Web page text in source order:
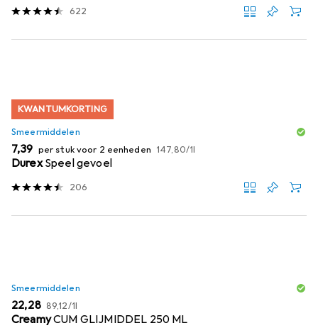
622
KWANTUMKORTING
Smeermiddelen
EUR
7,39 per stuk voor 2 eenheden EUR
147,80/1l
Durex Speel gevoel
206
Smeermiddelen
EUR
22,28 EUR
89,12/1l
CreamyCUM GLIJMIDDEL 250 ML